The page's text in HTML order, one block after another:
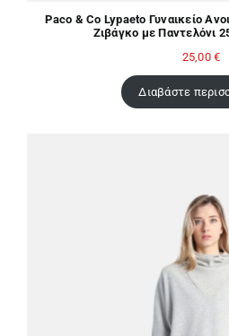
Paco & Co Lypaeto Γυναικείο
Ζιβάγκο με Παντελόνι
25,00€
Διαβάστε